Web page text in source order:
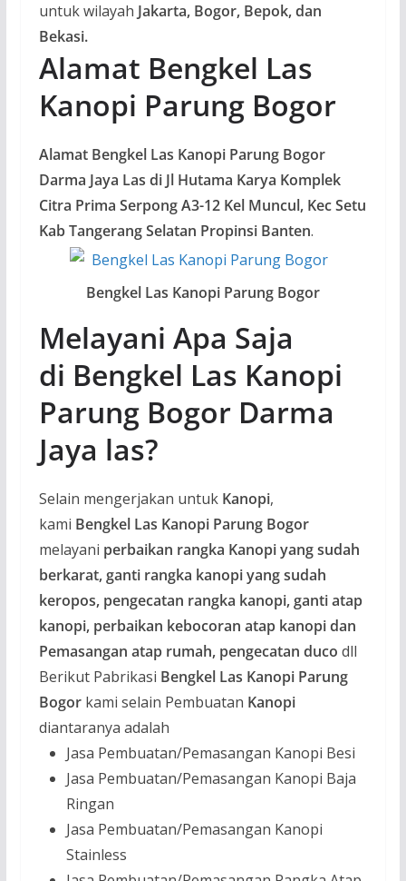
untuk wilayah Jakarta, Bogor, Bepok, dan
Bekasi.
Alamat Bengkel Las
Kanopi Parung Bogor
Alamat Bengkel Las Kanopi Parung Bogor
Darma Jaya Las di Jl Hutama Karya Komplek
Citra Prima Serpong A3-12 Kel Muncul, Kec Setu
Kab Tangerang Selatan Propinsi Banten.
Bengkel Las Kanopi Parung Bogor
Melayani Apa Saja
di Bengkel Las Kanopi
Parung Bogor Darma
Jaya las?
Selain mengerjakan untuk Kanopi,
kami Bengkel Las Kanopi Parung Bogor
melayani perbaikan rangka Kanopi yang sudah
berkarat, ganti rangka kanopi yang sudah
keropos, pengecatan rangka kanopi, ganti atap
kanopi, perbaikan kebocoran atap kanopi dan
Pemasangan atap rumah, pengecatan duco dll
Berikut Pabrikasi Bengkel Las Kanopi Parung
Bogor kami selain Pembuatan Kanopi
diantaranya adalah
Jasa Pembuatan/Pemasangan Kanopi Besi
Jasa Pembuatan/Pemasangan Kanopi Baja
Ringan
Jasa Pembuatan/Pemasangan Kanopi
Stainless